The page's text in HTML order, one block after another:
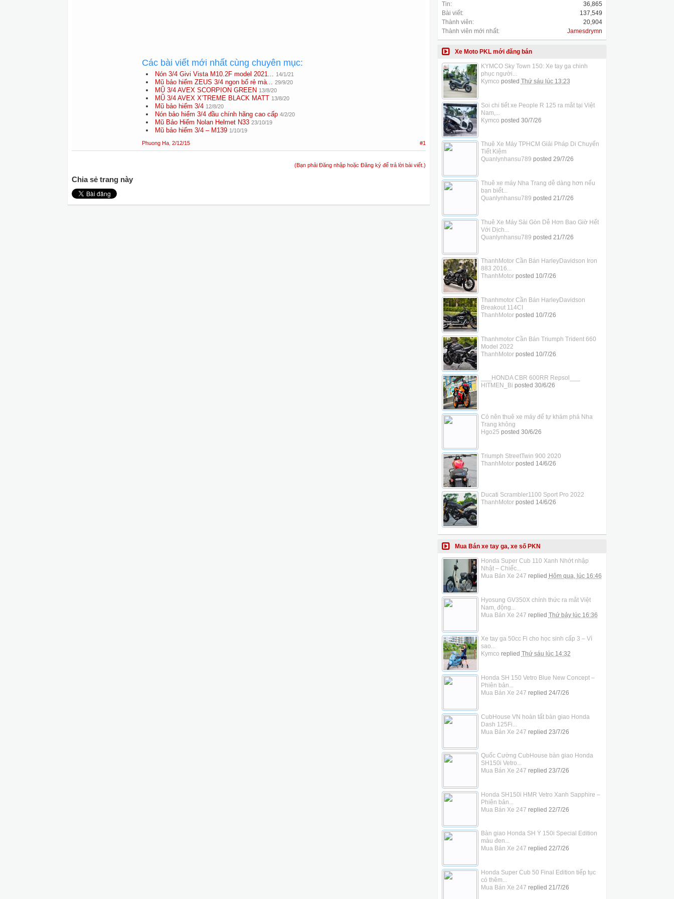
Các bài viết mới nhất cùng chuyên mục:
Nón 3/4 Givi Vista M10.2F model 2021... 14/1/21
Mũ bảo hiểm ZEUS 3/4 ngon bổ rẻ mà... 29/9/20
MŨ 3/4 AVEX SCORPION GREEN 13/8/20
MŨ 3/4 AVEX X’TREME BLACK MATT 13/8/20
Mũ bảo hiểm 3/4 12/8/20
Nón bảo hiểm 3/4 đầu chính hãng cao cấp 4/2/20
Mũ Bảo Hiểm Nolan Helmet N33 23/10/19
Mũ bảo hiểm 3/4 – M139 1/10/19
Phuong Ha 2/12/15 #1
(Bạn phải Đăng nhập hoặc Đăng ký để trả lời bài viết.)
Chia sẻ trang này
Tin:
36,865
Bài viết:
137,549
Thành viên:
20,904
Thành viên mới nhất:
Jamesdrymn
Xe Moto PKL mới đăng bán
KYMCO Sky Town 150: Xe tay ga chinh
phục người...
Kymco posted Thứ sáu lúc 13:23
Soi chi tiết xe People R 125 ra mắt tại Việt
Nam,...
Kymco posted 30/7/26
Thuê Xe Máy TPHCM Giải Pháp Di Chuyển
Tiết Kiệm
Quanlynhansu789 posted 29/7/26
Thuê xe máy Nha Trang dễ dàng hơn nếu
bạn biết...
Quanlynhansu789 posted 21/7/26
Thuê Xe Máy Sài Gòn Dễ Hơn Bao Giờ Hết
Với Dịch...
Quanlynhansu789 posted 21/7/26
ThanhMotor Cần Bán HarleyDavidson Iron
883 2016...
ThanhMotorposted 10/7/26
Thanhmotor Cần Bán HarleyDavidson
Breakout 114CI
ThanhMotorposted 10/7/26
Thanhmotor Cần Bán Triumph Trident 660
Model 2022
ThanhMotorposted 10/7/26
___HONDA CBR 600RR Repsol___
HITMEN_Bi posted 30/6/26
Có nên thuê xe máy để tự khám phá Nha
Trang không
Hgo25 posted 30/6/26
Triumph StreetTwin 900 2020
ThanhMotorposted 14/6/26
Ducati Scrambler1100 Sport Pro 2022
ThanhMotorposted 14/6/26
Mua Bán xe tay ga, xe số PKN
Honda Super Cub 110 Xanh Nhớt nhập
Nhật – Chiếc...
Mua Bán Xe 247 replied Hôm qua, lúc 16:46
Hyosung GV350X chính thức ra mắt Việt
Nam, động...
Mua Bán Xe 247 replied Thứ bảy lúc 16:36
Xe tay ga 50cc Fi cho học sinh cấp 3 – Vì
sao...
Kymco replied Thứ sáu lúc 14:32
Honda SH 150 Vetro Blue New Concept –
Phiên bản...
Mua Bán Xe 247 replied 24/7/26
CubHouse VN hoàn tất bàn giao Honda
Dash 125Fi...
Mua Bán Xe 247 replied 23/7/26
Quốc Cường CubHouse bàn giao Honda
SH150i Vetro...
Mua Bán Xe 247 replied 23/7/26
Honda SH150i HMR Vetro Xanh Sapphire –
Phiên bản...
Mua Bán Xe 247 replied 22/7/26
Bàn giao Honda SH Ý 150i Special Edition
màu đen...
Mua Bán Xe 247 replied 22/7/26
Honda Super Cub 50 Final Edition tiếp tục
có thêm...
Mua Bán Xe 247 replied 21/7/26